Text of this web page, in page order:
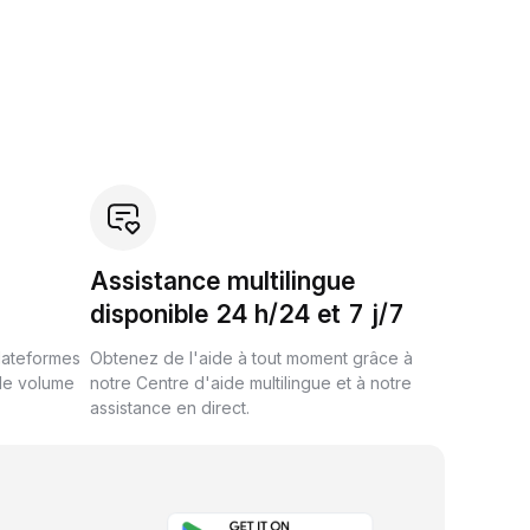
volume
Assistance multilingue
disponible 24 h/24 et 7 j/7
Obtenez de l'aide à tout moment grâce à
notre Centre d'aide multilingue et à notre
assistance en direct.